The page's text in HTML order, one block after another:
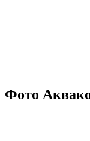
Фото